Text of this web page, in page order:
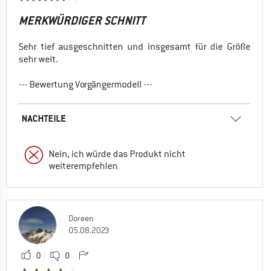
MERKWÜRDIGER SCHNITT
Sehr tief ausgeschnitten und insgesamt für die Größe
sehr weit.
--- Bewertung Vorgängermodell ---
NACHTEILE
Nein, ich würde das Produkt nicht
weiterempfehlen
Doreen
05.08.2023
0 0